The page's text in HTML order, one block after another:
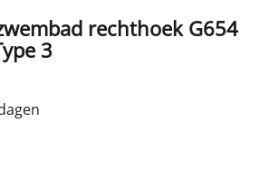
rechthoek G654
3